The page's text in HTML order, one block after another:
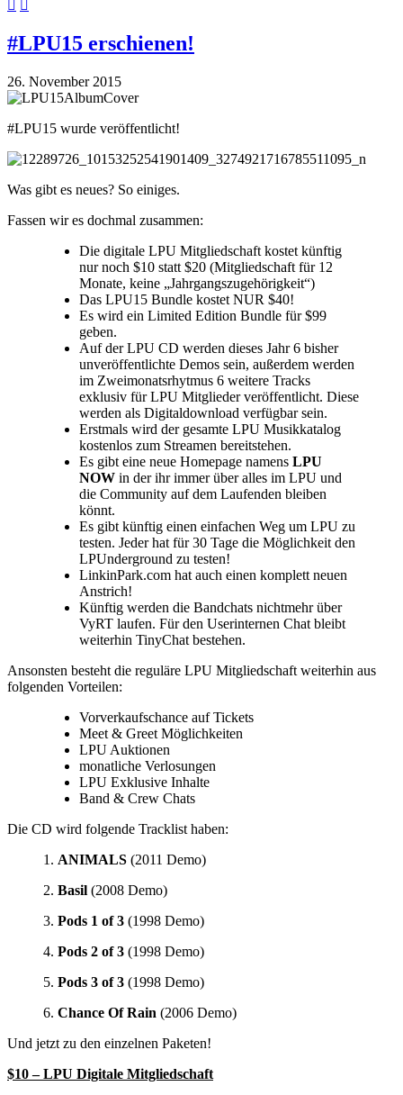
#LPU15 erschienen!
26. November 2015
#LPU15 wurde veröffentlicht!
Was gibt es neues? So einiges.
Fassen wir es dochmal zusammen:
Die digitale LPU Mitgliedschaft kostet künftig
nur noch $10 statt $20 (Mitgliedschaft für 12
Monate, keine „Jahrgangszugehörigkeit“)
Das LPU15 Bundle kostet NUR $40!
Es wird ein Limited Edition Bundle für $99
geben.
Auf der LPU CD werden dieses Jahr 6 bisher
unveröffentlichte Demos sein, außerdem werden
im Zweimonatsrhytmus 6 weitere Tracks
exklusiv für LPU Mitglieder veröffentlicht. Diese
werden als Digitaldownload verfügbar sein.
Erstmals wird der gesamte LPU Musikkatalog
kostenlos zum Streamen bereitstehen.
Es gibt eine neue Homepage namens LPU
NOW in der ihr immer über alles im LPU und
die Community auf dem Laufenden bleiben
könnt.
Es gibt künftig einen einfachen Weg um LPU zu
testen. Jeder hat für 30 Tage die Möglichkeit den
LPUnderground zu testen!
LinkinPark.com hat auch einen komplett neuen
Anstrich!
Künftig werden die Bandchats nichtmehr über
VyRT laufen. Für den Userinternen Chat bleibt
weiterhin TinyChat bestehen.
Ansonsten besteht die reguläre LPU Mitgliedschaft weiterhin aus
folgenden Vorteilen:
Vorverkaufschance auf Tickets
Meet & Greet Möglichkeiten
LPU Auktionen
monatliche Verlosungen
LPU Exklusive Inhalte
Band & Crew Chats
Die CD wird folgende Tracklist haben:
1. ANIMALS (2011 Demo)
2. Basil (2008 Demo)
3. Pods 1 of 3 (1998 Demo)
4. Pods 2 of 3 (1998 Demo)
5. Pods 3 of 3 (1998 Demo)
6. Chance Of Rain (2006 Demo)
Und jetzt zu den einzelnen Paketen!
$10 – LPU Digitale Mitgliedschaft